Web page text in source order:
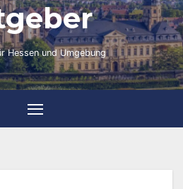
Hessen und Umgebung